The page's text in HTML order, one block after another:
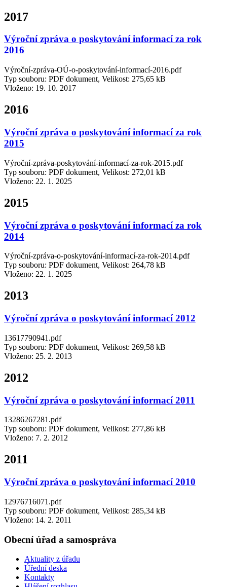
2017
Výroční zpráva o poskytování informací za rok
2016
Výroční-zpráva-OÚ-o-poskytování-informací-2016.pdf
Typ souboru: PDF dokument, Velikost: 275,65 kB
Vloženo: 19. 10. 2017
2016
Výroční zpráva o poskytování informací za rok
2015
Výroční-zpráva-poskytování-informací-za-rok-2015.pdf
Typ souboru: PDF dokument, Velikost: 272,01 kB
Vloženo: 22. 1. 2025
2015
Výroční zpráva o poskytování informací za rok
2014
Výroční-zpráva-o-poskytování-informací-za-rok-2014.pdf
Typ souboru: PDF dokument, Velikost: 264,78 kB
Vloženo: 22. 1. 2025
2013
Výroční zpráva o poskytování informací 2012
13617790941.pdf
Typ souboru: PDF dokument, Velikost: 269,58 kB
Vloženo: 25. 2. 2013
2012
Výroční zpráva o poskytování informací 2011
13286267281.pdf
Typ souboru: PDF dokument, Velikost: 277,86 kB
Vloženo: 7. 2. 2012
2011
Výroční zpráva o poskytování informací 2010
12976716071.pdf
Typ souboru: PDF dokument, Velikost: 285,34 kB
Vloženo: 14. 2. 2011
Obecní úřad a samospráva
Aktuality z úřadu
Úřední deska
Kontakty